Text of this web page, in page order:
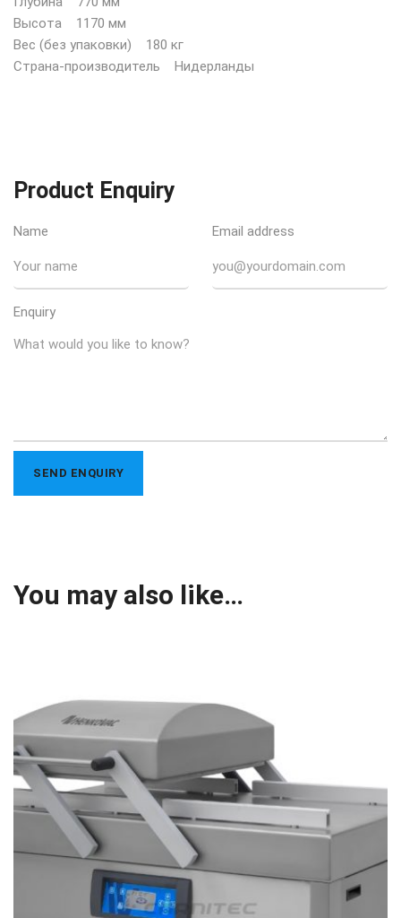
Высота 1170 мм
Вес (без упаковки) 180 кг
Страна-производитель Нидерланды
Product Enquiry
Name Email address
Enquiry
You may also like…